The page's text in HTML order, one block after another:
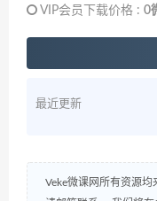
VIP会员下载价格 : 0
最近更新
Veke微课网所有资源均